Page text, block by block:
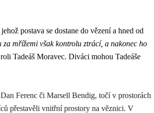
postava se dostane do vězení a hned od
za mřížemi však kontrolu ztrácí, a nakonec ho
Tadeáš Moravec. Diváci mohou Tadeáše
Ferenc či Marsell Bendig, točí v prostorách
přestavěli vnitřní prostory na věznici. V